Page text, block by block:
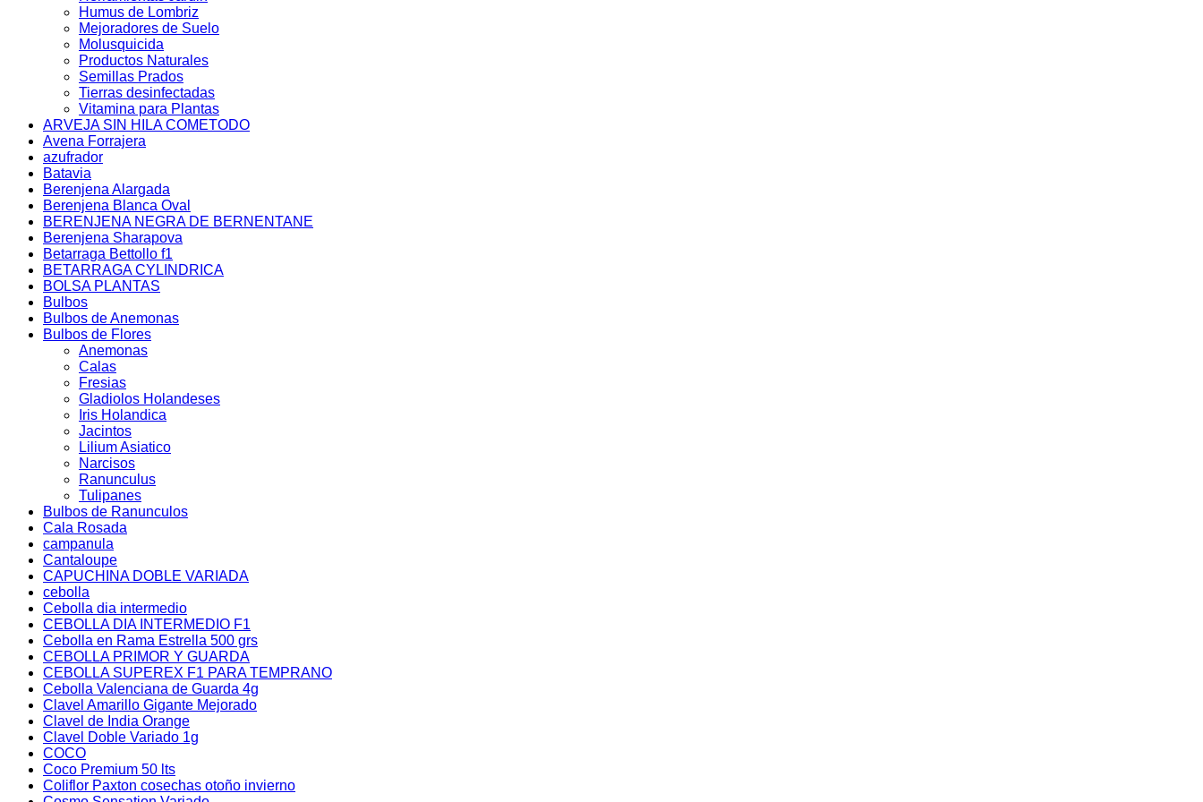
Humus de Lombriz
Mejoradores de Suelo
Molusquicida
Productos Naturales
Semillas Prados
Tierras desinfectadas
Vitamina para Plantas
ARVEJA SIN HILA COMETODO
Avena Forrajera
azufrador
Batavia
Berenjena Alargada
Berenjena Blanca Oval
BERENJENA NEGRA DE BERNENTANE
Berenjena Sharapova
Betarraga Bettollo f1
BETARRAGA CYLINDRICA
BOLSA PLANTAS
Bulbos
Bulbos de Anemonas
Bulbos de Flores
Anemonas
Calas
Fresias
Gladiolos Holandeses
Iris Holandica
Jacintos
Lilium Asiatico
Narcisos
Ranunculus
Tulipanes
Bulbos de Ranunculos
Cala Rosada
campanula
Cantaloupe
CAPUCHINA DOBLE VARIADA
cebolla
Cebolla dia intermedio
CEBOLLA DIA INTERMEDIO F1
Cebolla en Rama Estrella 500 grs
CEBOLLA PRIMOR Y GUARDA
CEBOLLA SUPEREX F1 PARA TEMPRANO
Cebolla Valenciana de Guarda 4g
Clavel Amarillo Gigante Mejorado
Clavel de India Orange
Clavel Doble Variado 1g
COCO
Coco Premium 50 lts
Coliflor Paxton cosechas otoño invierno